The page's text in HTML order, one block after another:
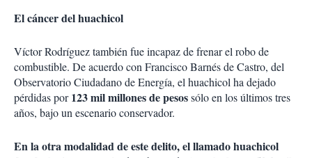
El cáncer del huachicol
Víctor Rodríguez también fue incapaz de frenar el robo de
combustible. De acuerdo con Francisco Barnés de Castro, del
Observatorio Ciudadano de Energía, el huachicol ha dejado
pérdidas por123 mil millones de pesossólo en los últimos tres
años, bajo un escenario conservador.
En la otra modalidad de este delito, el llamado huachicol